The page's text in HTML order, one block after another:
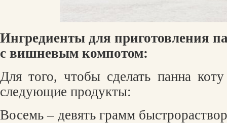
Ингредиенты для приготовления
с вишневым компотом:
Для того, чтобы сделать панна
следующие продукты:
Восемь – девять грамм